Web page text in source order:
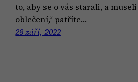
to, aby se o vás starali, a
oblečení,“ patříte…
28 září, 2022